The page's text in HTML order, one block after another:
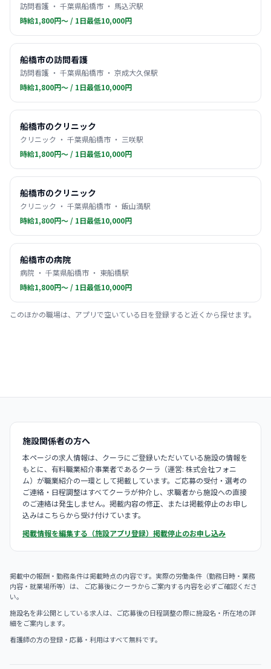
訪問看護 ・ 千葉県船橋市 ・ 馬込沢駅
時給1,800円〜 / 1日最低10,000円
船橋市の訪問看護
訪問看護 ・ 千葉県船橋市 ・ 京成大久保駅
時給1,800円〜 / 1日最低10,000円
船橋市のクリニック
クリニック ・ 千葉県船橋市 ・ 三咲駅
時給1,800円〜 / 1日最低10,000円
船橋市のクリニック
クリニック ・ 千葉県船橋市 ・ 飯山満駅
時給1,800円〜 / 1日最低10,000円
船橋市の病院
病院 ・ 千葉県船橋市 ・ 東船橋駅
時給1,800円〜 / 1日最低10,000円
このほかの職場は、アプリで空いている日を登録すると近くから探せます。
施設関係者の方へ
本ページの求人情報は、クーラにご登録いただいている施設の情報を
もとに、有料職業紹介事業者であるクーラ（運営: 株式会社フォニ
ム）が職業紹介の一環として掲載しています。ご応募の受付・選考の
ご連絡・日程調整はすべてクーラが仲介し、求職者から施設への直接
のご連絡は発生しません。掲載内容の修正、または掲載停止のお申し
込みはこちらから受け付けています。
掲載情報を編集する（施設アプリ登録） 掲載停止のお申し込み
掲載中の報酬・勤務条件は掲載時点の内容です。実際の労働条件（勤務日時・業務
内容・就業場所等）は、 ご応募後にクーラからご案内する内容を必ずご確認くださ
い。
施設名を非公開としている求人は、ご応募後の日程調整の際に施設名・所在地の詳
細をご案内します。
看護師の方の登録・応募・利用はすべて無料です。